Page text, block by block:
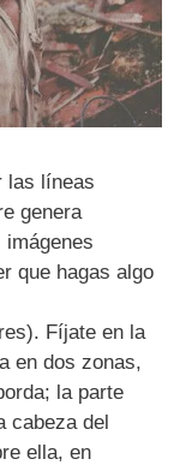
las líneas
genera
imágenes
que hagas algo
Fíjate en la
en dos zonas,
la parte
cabeza del
ella, en